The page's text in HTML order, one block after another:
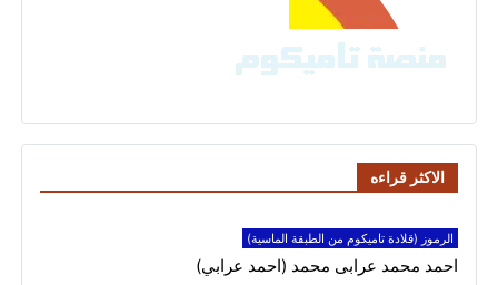
الاكثر قراءه
الرموز (قلادة تاميكوم من الطبقة الماسية)
احمد محمد عرابى محمد (احمد عرابي)